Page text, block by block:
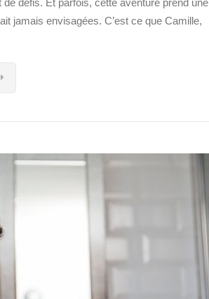
défis. Et parfois, cette aventure prend une
jamais envisagées. C’est ce que Camille,